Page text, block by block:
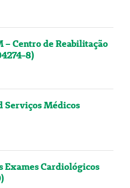
– Centro de Reabilitação
8)
Serviços Médicos
Exames Cardiológicos